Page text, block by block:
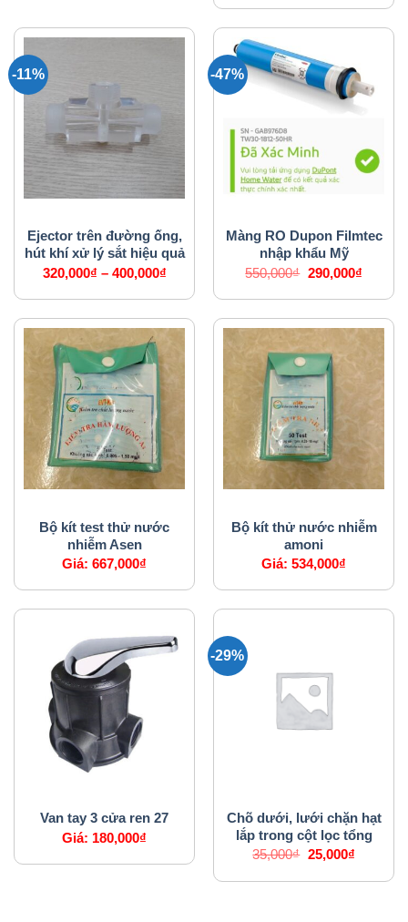
-11%
Ejector trên đường ống,
hút khí xử lý sắt hiệu quả
320,000₫ – 400,000₫
-47%
Màng RO Dupon Filmtec
nhập khẩu Mỹ
550,000₫ Giá
là:
290,000₫Giá
tại
Bộ kít test thử nước
nhiễm Asen
Giá:667,000₫
Bộ kít thử nước nhiễm
amoni
Giá:534,000₫
Van tay 3 cửa ren 27
Giá: 180,000₫
-29%
Chõ dưới, lưới chặn hạt
lắp trong cột lọc tổng
35,000₫ Giá
là:
25,000₫Giá
tại